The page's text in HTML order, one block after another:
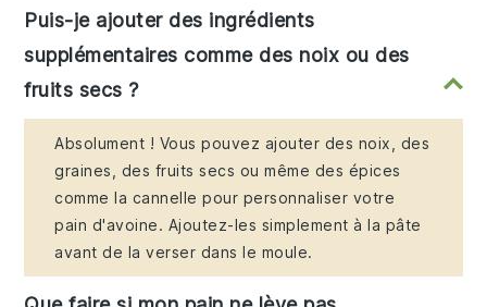
Puis-je ajouter des ingrédients
supplémentaires comme des noix ou des
fruits secs ?
Absolument ! Vous pouvez ajouter des noix, des
graines, des fruits secs ou même des épices
comme la cannelle pour personnaliser votre
pain d'avoine. Ajoutez-les simplement à la pâte
avant de la verser dans le moule.